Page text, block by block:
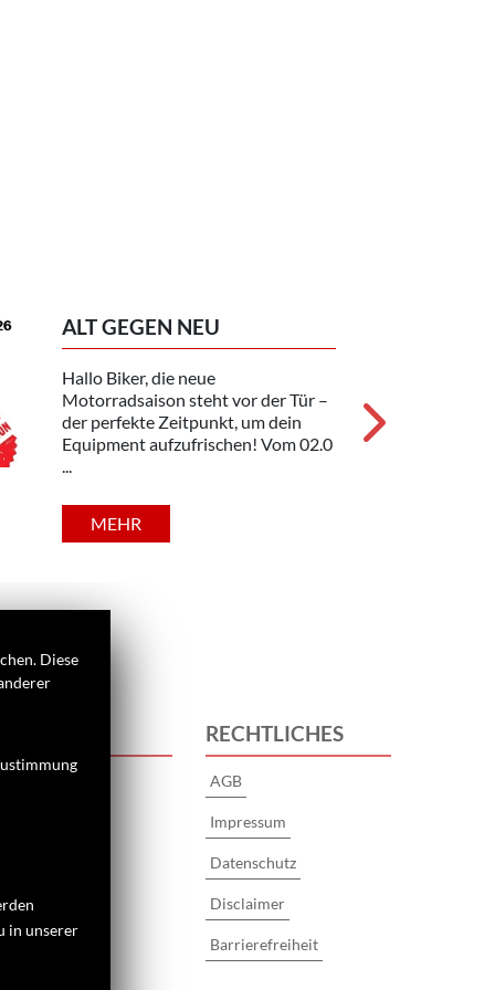
ALT GEGEN NEU
Hallo Biker, die neue
Motorradsaison steht vor der Tür –
der perfekte Zeitpunkt, um dein
Equipment aufzufrischen! Vom 02.0
MEHR
RECHTLICHES
AGB
Impressum
Datenschutz
Disclaimer
Barrierefreiheit
Diese
in unserer